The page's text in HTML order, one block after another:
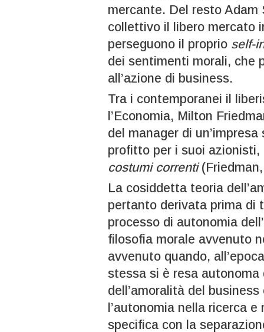
mercante. Del resto Adam
collettivo il libero mercato
perseguono il proprio self-
dei sentimenti morali, che
all’azione di business.
Tra i contemporanei il
l’Economia, Milton
del manager di
profitto per i suoi
costumi correnti
La cosiddetta teoria
pertanto derivata prima di
processo di autonomia
filosofia morale avvenuto
avvenuto quando,
stessa si è resa autonoma
dell’amoralità del
l’autonomia nella ricerca
specifica con la